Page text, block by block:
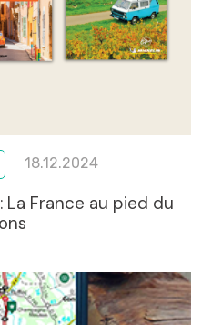
18.12.2024
La France au pied du